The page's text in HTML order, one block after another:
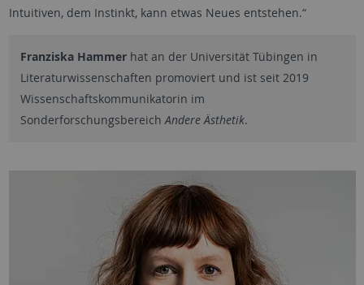
Intuitiven, dem Instinkt, kann etwas Neues entstehen.“
Franziska Hammer hat an der Universität Tübingen in
Literaturwissenschaften promoviert und ist seit 2019
Wissenschaftskommunikatorin im
Sonderforschungsbereich Andere Ästhetik.